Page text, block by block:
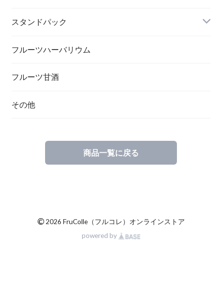
スタンドパック
フルーツハーバリウム
フルーツ甘酒
その他
商品一覧に戻る
© 2026 FruColle（フルコレ）オンラインストア
powered by